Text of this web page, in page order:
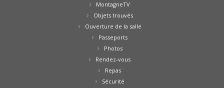
MontagneTV
Objets trouvés
Ouverture de la salle
Passeports
Photos
Rendez-vous
Repas
Sécurité